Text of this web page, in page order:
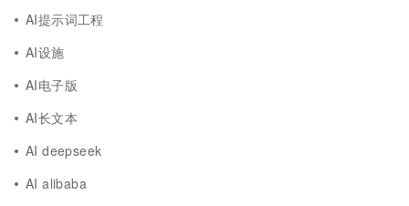
AI提示词工程
AI设施
AI电子版
AI长文本
AI deepseek
AI alibaba